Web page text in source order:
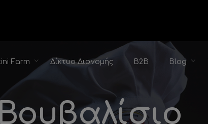
Farm Δίκτυο Διανομής B2B Blog